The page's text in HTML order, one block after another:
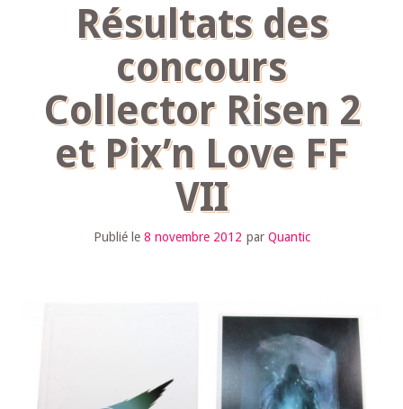
Résultats des
concours
Collector Risen 2
et Pix’n Love FF
VII
Publié le 8 novembre 2012 par Quantic